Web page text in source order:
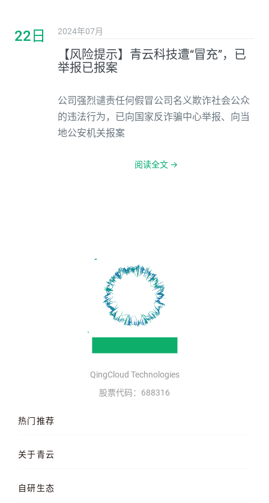
22日 2024年07月
【风险提示】青云科技遭“冒充”，已
举报已报案
公司强烈谴责任何假冒公司名义欺诈社会公众
的违法行为，已向国家反诈骗中心举报、向当
地公安机关报案
阅读全文 →
QingCloud Technologies
股票代码：688316
热门推荐
QKE 容器引擎
关于青云
品牌理念
自研生态